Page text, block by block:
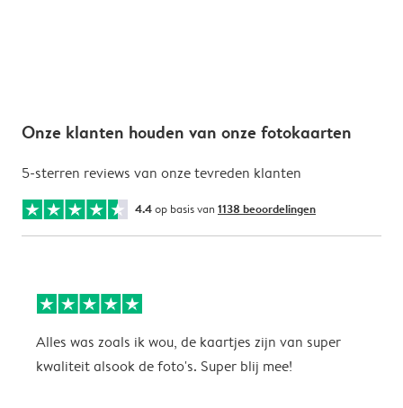
Onze klanten houden van onze fotokaarten
5-sterren reviews van onze tevreden klanten
4.4op basis van 1138 beoordelingen
Alles was zoals ik wou, de kaartjes zijn van super
kwaliteit alsook de foto's. Super blij mee!